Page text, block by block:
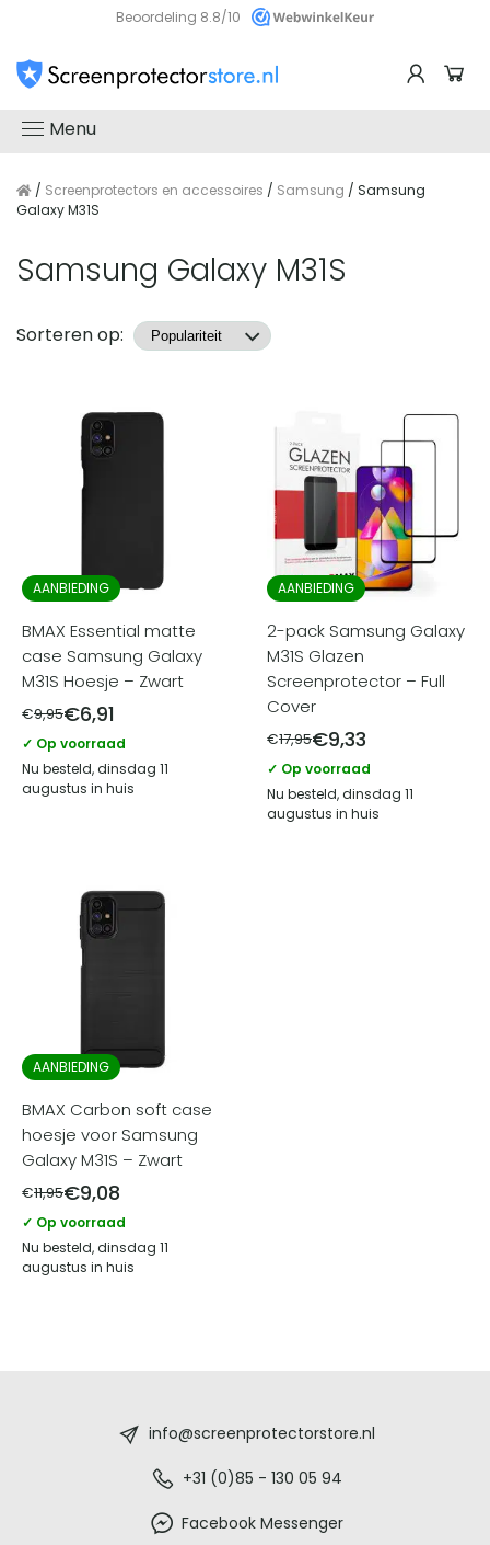
Beoordeling 8.8/10
Menu
/ Screenprotectors en accessoires / Samsung / Samsung
Galaxy M31S
Samsung Galaxy M31S
Producten
Sorteren op:
AANBIEDING
BMAX Essential matte
case Samsung Galaxy
M31S Hoesje – Zwart
€9,95€6,91
✓ Op voorraad
Nu besteld, dinsdag 11
augustus in huis
AANBIEDING
2-pack Samsung Galaxy
M31S Glazen
Screenprotector – Full
Cover
€17,95€9,33
✓ Op voorraad
Nu besteld, dinsdag 11
augustus in huis
AANBIEDING
BMAX Carbon soft case
hoesje voor Samsung
Galaxy M31S – Zwart
€11,95€9,08
✓ Op voorraad
Nu besteld, dinsdag 11
augustus in huis
info@screenprotectorstore.nl
+31 (0)85 - 130 05 94
Facebook Messenger